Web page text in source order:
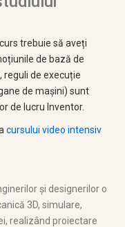
trebuie să aveți
de bază de
reguli de execuție
de mașini) sunt
de lucru Inventor.
cursului video intensiv
și designerilor o
3D, simulare,
realizând proiectare